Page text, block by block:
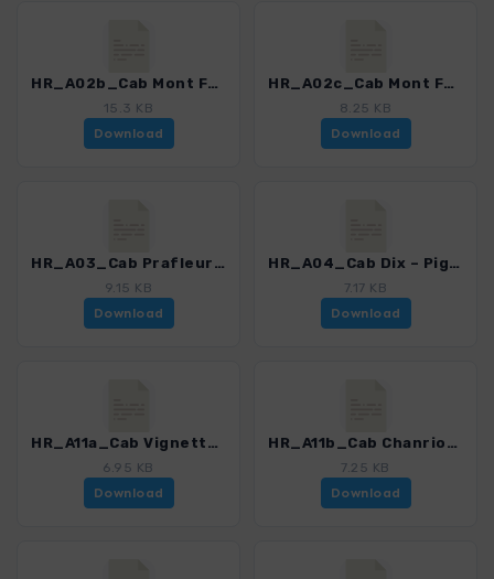
HR_A02b_Cab Mont Fort – Rosablanche – Cab Dix_5919_2.gpx
15.3 KB
Download
HR_A02c_Cab Mont Fort – Cab Prafleuri_5919_2.gpx
8.25 KB
Download
HR_A03_Cab Prafleuri – Cab Dix_5919_2.gpx
9.15 KB
Download
HR_A04_Cab Dix – Pigne Arolla – Cab Vignettes_5919_2.gpx
7.17 KB
Download
HR_A11a_Cab Vignettes – Pigne Arolla – Cab Dix_5919_2.gpx
6.95 KB
Download
HR_A11b_Cab Chanrion – Cab Dix_5919_2.gpx
7.25 KB
Download